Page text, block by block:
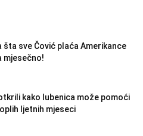
šta sve Čović plaća Amerikance
mjesečno!
kako lubenica može pomoći
ljetnih mjeseci